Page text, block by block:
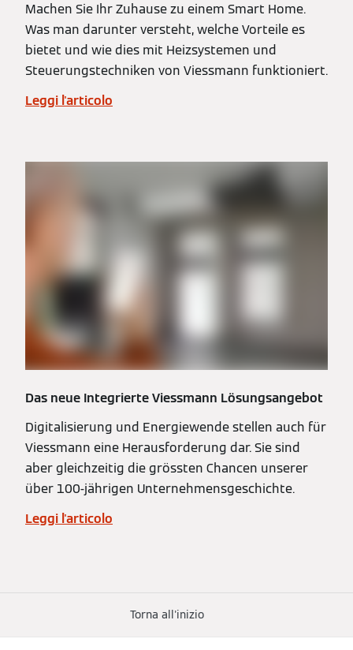
Machen Sie Ihr Zuhause zu einem Smart Home.
Was man darunter versteht, welche Vorteile es
bietet und wie dies mit Heizsystemen und
Steuerungstechniken von Viessmann funktioniert.
Leggi l'articolo
Das neue Integrierte Viessmann Lösungsangebot
Digitalisierung und Energiewende stellen auch für
Viessmann eine Herausforderung dar. Sie sind
aber gleichzeitig die grössten Chancen unserer
über 100-jährigen Unternehmensgeschichte.
Leggi l'articolo
Torna all'inizio